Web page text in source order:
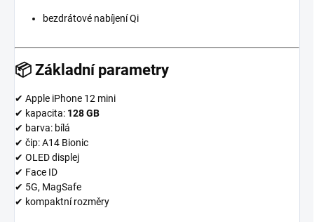
bezdrátové nabíjení Qi
📦 Základní parametry
✔ Apple iPhone 12 mini
✔ kapacita: 128 GB
✔ barva: bílá
✔ čip: A14 Bionic
✔ OLED displej
✔ Face ID
✔ 5G, MagSafe
✔ kompaktní rozměry